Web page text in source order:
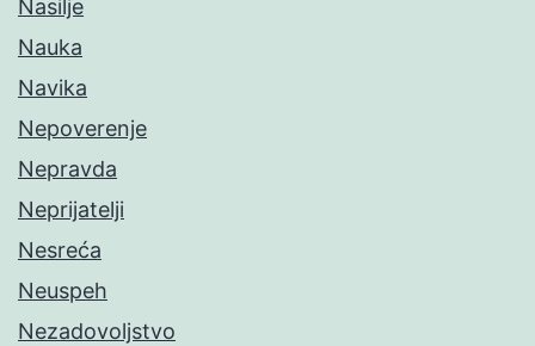
Nasilje
Nauka
Navika
Nepoverenje
Nepravda
Neprijatelji
Nesreća
Neuspeh
Nezadovoljstvo